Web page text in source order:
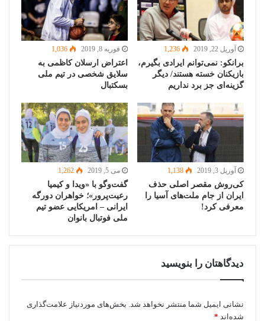
آوریل 22, 2019 1,236
برانکو: نمی‌توانم ایرادی بگیرم،
بازیکنان خسته هستند/ دیگر
گزینه‌ای جز برد نداریم
فوریه 8, 2019 1,036
اعتراض ارسلان کاظمی به
سلایق شخصی در تیم ملی
بسکتبال
آوریل 3, 2019 1,138
کی‌روش مقصر اصلی حذف
ایران از جام ملت‌های آسیا را
معرفی کرد!
می 5, 2019 1,262
گفت‌وگو با «ویدا و کیمیا
رعیت‌پرور»؛ خواهران دورگه
ایرانی – امریکایی عضو تیم
ملی فوتبال بانوان
دیدگاهتان را بنویسید
نشانی ایمیل شما منتشر نخواهد شد. بخش‌های موردنیاز علامت‌گذاری
شده‌اند *